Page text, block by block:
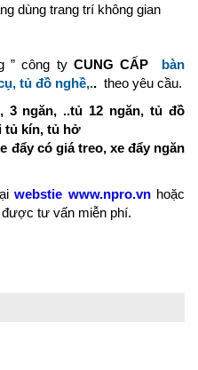
dùng trang trí không gian
” công tyCUNG CẤP
bàn
tủ đồ nghề,.. theo yêu cầu.
3 ngăn, ..tủ 12 ngăn, tủ đồ
tủ kín, tủ hở
đẩy có giá treo, xe đẩy ngăn
webstie www.npro.vn hoặc
được tư vấn miễn phí.